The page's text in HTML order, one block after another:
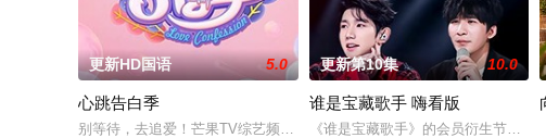
更新HD国语 5.0
心跳告白季
别等待，去追爱！芒果TV综艺频道心跳告白季已开启，2019，让我们一起
更新第10集 10.0
谁是宝藏歌手 嗨看版
《谁是宝藏歌手》的会员衍生节目